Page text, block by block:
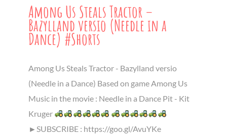
Among Us Steals Tractor –
Bazylland versio (Needle in a
Dance) #Shorts
Among Us Steals Tractor - Bazylland versio
(Needle in a Dance) Based on game Among Us
Music in the movie : Needle in a Dance Pit - Kit
Kruger
►SUBSCRIBE : https://goo.gl/AvuYKe